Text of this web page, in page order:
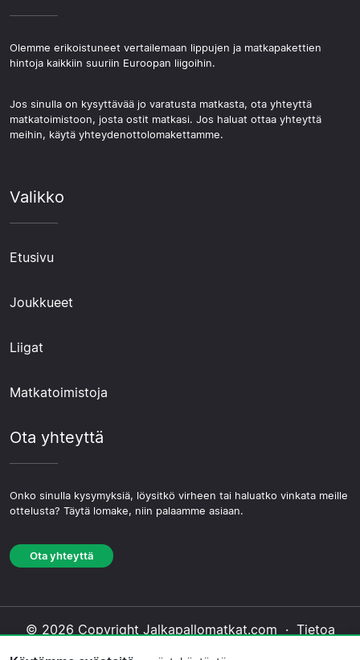
Olemme erikoistuneet vertailemaan lippujen ja matkapakettien
hintoja kaikkiin suuriin Euroopan liigoihin.
Jos sinulla on kysyttävää jo varatusta matkasta, ota yhteyttä
matkatoimistoon, josta ostit matkasi. Jos haluat ottaa yhteyttä
meihin, käytä yhteydenottolomakettamme.
Valikko
Etusivu
Joukkueet
Liigat
Matkatoimistoja
Ota yhteyttä
Onko sinulla kysymyksiä, löysitkö virheen tai haluatko vinkata meille
ottelusta? Täytä lomake, niin palaamme asiaan.
Ota yhteyttä
© 2026 Copyright Jalkapallomatkat.com · Tietoa